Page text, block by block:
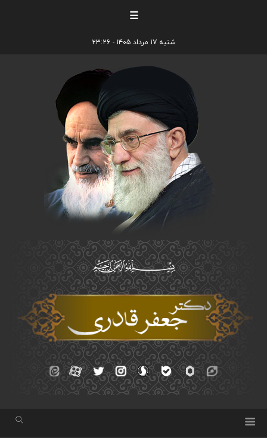
☰
شنبه ۱۷ مرداد ۱۴۰۵ - ۲۳:۲۶